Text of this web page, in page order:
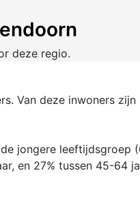
deze regio.
Van deze inwoners zijn
jongere leeftijdsgroep
en 27% tussen 45-64